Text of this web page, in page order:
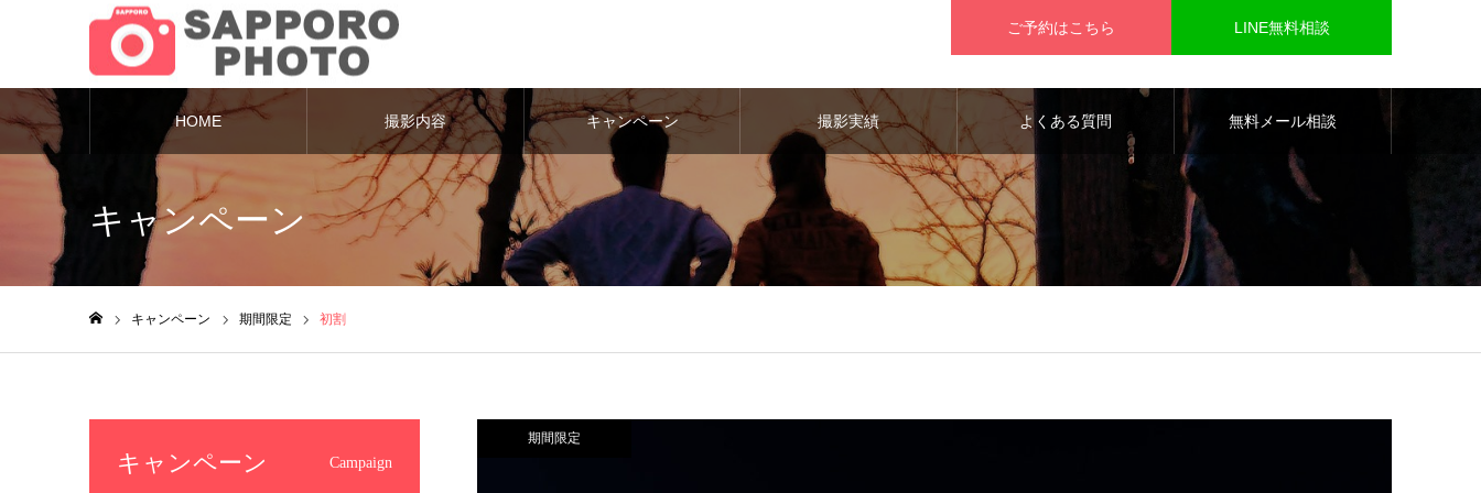
ご予約はこちら LINE無料相談
HOME 撮影内容 キャンペーン 撮影実績 よくある質問 無料メール相談
キャンペーン
キャンペーン 期間限定 初割
期間限定
キャンペーン Campaign